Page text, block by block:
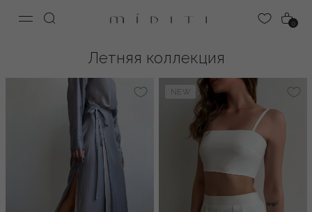
0
Летняя коллекция
NEW